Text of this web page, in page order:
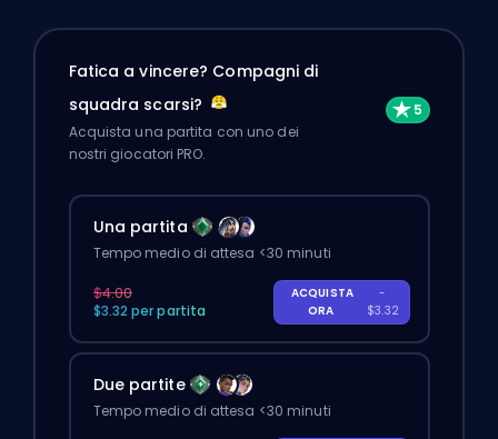
Fatica a vincere? Compagni di
squadra scarsi?
Acquista una partita con uno dei
nostri giocatori PRO.
Una partita
Tempo medio di attesa <30 minuti
$4.00
$3.32 per partita
ACQUISTA
ORA
-
$3.32
Due partite
Tempo medio di attesa <30 minuti